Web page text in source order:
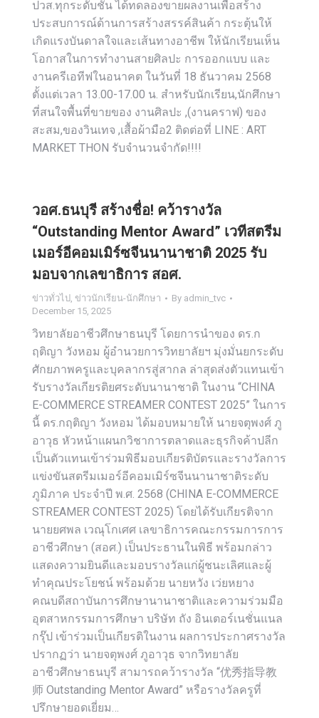
ปวส.ทุกระดับชั้น ได้ทดลองขายผลงานเพื่อสร้าง
ประสบการณ์ด้านการสร้างสรรค์สินค้า กระตุ้นให้
เกิดแรงบันดาลใจและเส้นทางอาชีพ ให้นักเรียนเห็น
โอกาสในการทำงานสายศิลปะ การออกแบบ และ
งานครีเอทีฟในอนาคต ในวันที่ 18 ธันวาคม 2568
ตั้งแต่เวลา 13.00-17.00 น. สำหรับนักเรียน,นักศึกษา
ที่สนใจพื้นที่ขายของ งานศิลปะ ,(งานคราฟ) ของ
สะสม,ของวินเทจ ,เสื้อผ้ามือ2 ติดต่อที่ LINE : ART
MARKET THON รับจำนวนจำกัด!!!!
วอศ.ธนบุรี สร้างชื่อ! คว้ารางวัล
“Outstanding Mentor Award” เวทีสตรีม
เมอร์อีคอมเมิร์ซจีนนานาชาติ 2025 รับ
มอบจากเลขาธิการ สอศ.
ข่าวทั่วไป, ข่าวนักเรียน-นักศึกษา By admin_tvc
December 15, 2025
วิทยาลัยอาชีวศึกษาธนบุรี โดยการนำของ ดร.ก
ฤติญา วังหอม ผู้อำนวยการวิทยาลัยฯ มุ่งมั่นยกระดับ
ศักยภาพครูและบุคลากรสู่สากล ล่าสุดส่งตัวแทนเข้า
รับรางวัลเกียรติยศระดับนานาชาติ ในงาน “CHINA
E-COMMERCE STREAMER CONTEST 2025” ในการ
นี้ ดร.กฤติญา วังหอม ได้มอบหมายให้ นายจตุพงศ์ ภู
อาวุธ หัวหน้าแผนกวิชาการตลาดและธุรกิจค้าปลีก
เป็นตัวแทนเข้าร่วมพิธีมอบเกียรติบัตรและรางวัลการ
แข่งขันสตรีมเมอร์อีคอมเมิร์ซจีนนานาชาติระดับ
ภูมิภาค ประจำปี พ.ศ. 2568 (CHINA E-COMMERCE
STREAMER CONTEST 2025) โดยได้รับเกียรติจาก
นายยศพล เวณุโกเศศ เลขาธิการคณะกรรมการการ
อาชีวศึกษา (สอศ.) เป็นประธานในพิธี พร้อมกล่าว
แสดงความยินดีและมอบรางวัลแก่ผู้ชนะเลิศและผู้
ทำคุณประโยชน์ พร้อมด้วย นายหวัง เว่ยหยาง
คณบดีสถาบันการศึกษานานาชาติและความร่วมมือ
อุตสาหกรรมการศึกษา บริษัท ถัง อินเตอร์เนชั่นแนล
กรุ๊ป เข้าร่วมเป็นเกียรติในงาน ผลการประกาศรางวัล
ปรากฏว่า นายจตุพงศ์ ภูอาวุธ จากวิทยาลัย
อาชีวศึกษาธนบุรี สามารถคว้ารางวัล “优秀指导教
师 Outstanding Mentor Award” หรือรางวัลครูที่
ปรึกษายอดเยี่ยม…